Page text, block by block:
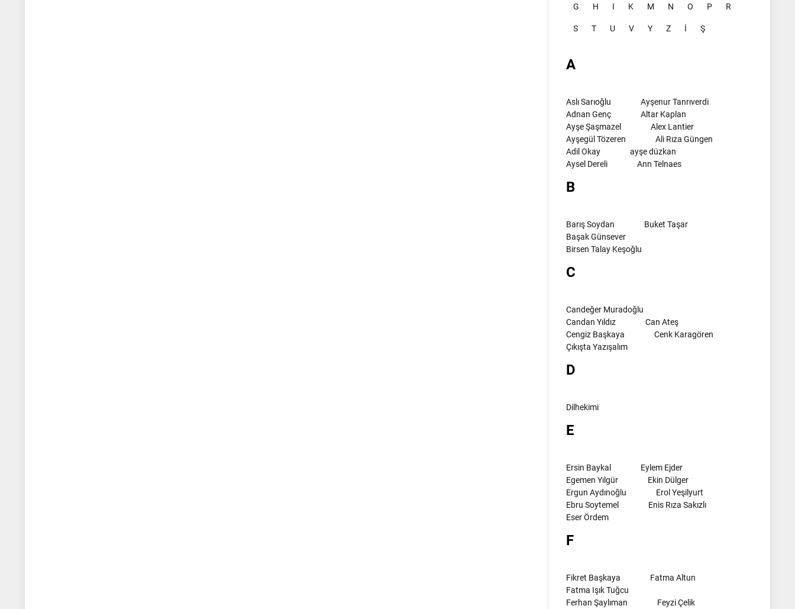
G H I K M N O P R
S T U V Y Z İ Ş
A
Aslı Sarıoğlu
Ayşenur Tanrıverdi
Adnan Genç
Altar Kaplan
Ayşe Şaşmazel
Alex Lantier
Ayşegül Tözeren
Ali Rıza Güngen
Adil Okay
ayşe düzkan
Aysel Dereli
Ann Telnaes
B
Barış Soydan
Buket Taşar
Başak Günsever
Birsen Talay Keşoğlu
C
Candeğer Muradoğlu
Candan Yıldız
Can Ateş
Cengiz Başkaya
Cenk Karagören
Çıkışta Yazışalım
D
Dilhekimi
E
Ersin Baykal
Eylem Ejder
Egemen Yılgür
Ekin Dülger
Ergun Aydınoğlu
Erol Yeşilyurt
Ebru Soytemel
Enis Rıza Sakızlı
Eser Ördem
F
Fikret Başkaya
Fatma Altun
Fatma Işık Tuğcu
Ferhan Şaylıman
Feyzi Çelik